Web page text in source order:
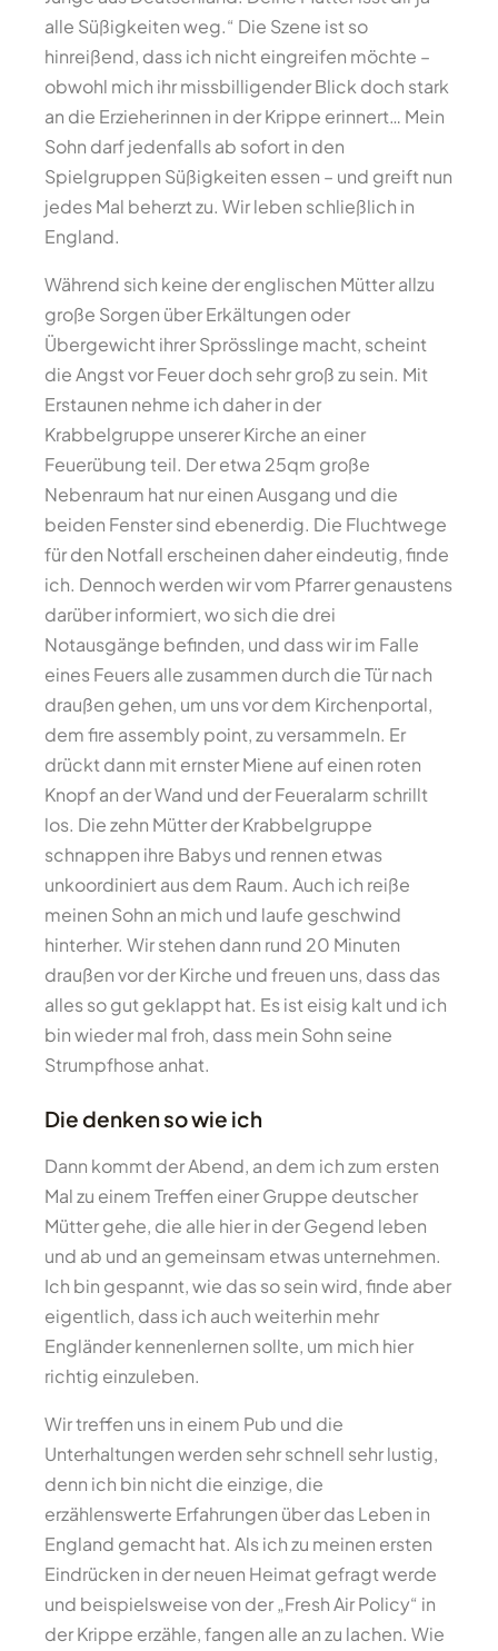
alle Süßigkeiten weg.“ Die Szene ist so
hinreißend, dass ich nicht eingreifen möchte –
obwohl mich ihr missbilligender Blick doch stark
an die Erzieherinnen in der Krippe erinnert… Mein
Sohn darf jedenfalls ab sofort in den
Spielgruppen Süßigkeiten essen – und greift nun
jedes Mal beherzt zu. Wir leben schließlich in
England.
Während sich keine der englischen Mütter allzu
große Sorgen über Erkältungen oder
Übergewicht ihrer Sprösslinge macht, scheint
die Angst vor Feuer doch sehr groß zu sein. Mit
Erstaunen nehme ich daher in der
Krabbelgruppe unserer Kirche an einer
Feuerübung teil. Der etwa 25qm große
Nebenraum hat nur einen Ausgang und die
beiden Fenster sind ebenerdig. Die Fluchtwege
für den Notfall erscheinen daher eindeutig, finde
ich. Dennoch werden wir vom Pfarrer genaustens
darüber informiert, wo sich die drei
Notausgänge befinden, und dass wir im Falle
eines Feuers alle zusammen durch die Tür nach
draußen gehen, um uns vor dem Kirchenportal,
dem fire assembly point, zu versammeln. Er
drückt dann mit ernster Miene auf einen roten
Knopf an der Wand und der Feueralarm schrillt
los. Die zehn Mütter der Krabbelgruppe
schnappen ihre Babys und rennen etwas
unkoordiniert aus dem Raum. Auch ich reiße
meinen Sohn an mich und laufe geschwind
hinterher. Wir stehen dann rund 20 Minuten
draußen vor der Kirche und freuen uns, dass das
alles so gut geklappt hat. Es ist eisig kalt und ich
bin wieder mal froh, dass mein Sohn seine
Strumpfhose anhat.
Die denken so wie ich
Dann kommt der Abend, an dem ich zum ersten
Mal zu einem Treffen einer Gruppe deutscher
Mütter gehe, die alle hier in der Gegend leben
und ab und an gemeinsam etwas unternehmen.
Ich bin gespannt, wie das so sein wird, finde aber
eigentlich, dass ich auch weiterhin mehr
Engländer kennenlernen sollte, um mich hier
richtig einzuleben.
Wir treffen uns in einem Pub und die
Unterhaltungen werden sehr schnell sehr lustig,
denn ich bin nicht die einzige, die
erzählenswerte Erfahrungen über das Leben in
England gemacht hat. Als ich zu meinen ersten
Eindrücken in der neuen Heimat gefragt werde
und beispielsweise von der „Fresh Air Policy“ in
der Krippe erzähle, fangen alle an zu lachen. Wie